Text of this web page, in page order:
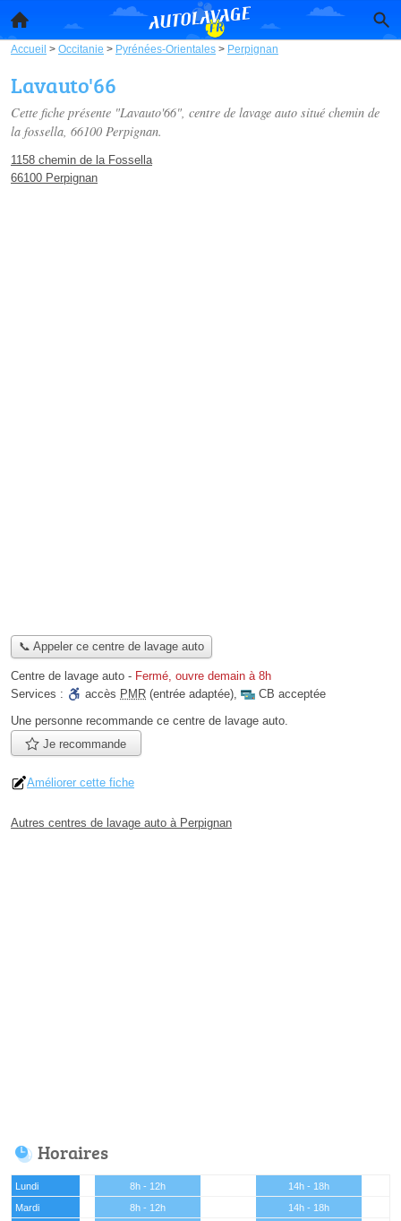
Accueil > Occitanie > Pyrénées-Orientales > Perpignan
Lavauto'66
Cette fiche présente "Lavauto'66", centre de lavage auto situé chemin de
la fossella, 66100 Perpignan.
1158 chemin de la Fossella
66100 Perpignan
📞 Appeler ce centre de lavage auto
Centre de lavage auto - Fermé, ouvre demain à 8h
Services :
accès PMR (entrée adaptée),
CB acceptée
Une personne recommande ce centre de lavage auto.
Je recommande
Améliorer cette fiche
Autres centres de lavage auto à Perpignan
Horaires
Lundi 8h - 12h
14h - 18h
Mardi
8h - 12h
14h - 18h